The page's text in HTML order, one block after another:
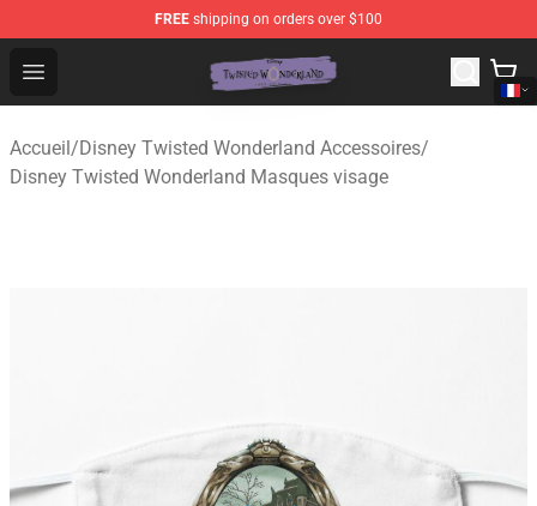
FREE shipping on orders over $100
Open menu
Twisted Wonderland Store - Official Twisted
Accueil/Disney Twisted Wonderland Accessoires/
Disney Twisted Wonderland Masques visage